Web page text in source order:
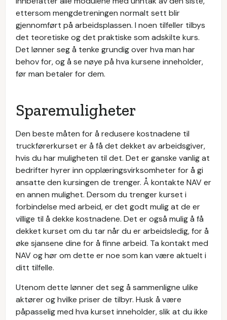
ettersom mengdetreningen normalt sett blir
gjennomført på arbeidsplassen. I noen tilfeller tilbys
det teoretiske og det praktiske som adskilte kurs.
Det lønner seg å tenke grundig over hva man har
behov for, og å se nøye på hva kursene inneholder,
før man betaler for dem.
Sparemuligheter
Den beste måten for å redusere kostnadene til
truckførerkurset er å få det dekket av arbeidsgiver,
hvis du har muligheten til det. Det er ganske vanlig at
bedrifter hyrer inn opplæringsvirksomheter for å gi
ansatte den kursingen de trenger. Å kontakte NAV er
en annen mulighet. Dersom du trenger kurset i
forbindelse med arbeid, er det godt mulig at de er
villige til å dekke kostnadene. Det er også mulig å få
dekket kurset om du tar når du er arbeidsledig, for å
øke sjansene dine for å finne arbeid. Ta kontakt med
NAV og hør om dette er noe som kan være aktuelt i
ditt tilfelle.
Utenom dette lønner det seg å sammenligne ulike
aktører og hvilke priser de tilbyr. Husk å være
påpasselig med hva kurset inneholder, slik at du ikke